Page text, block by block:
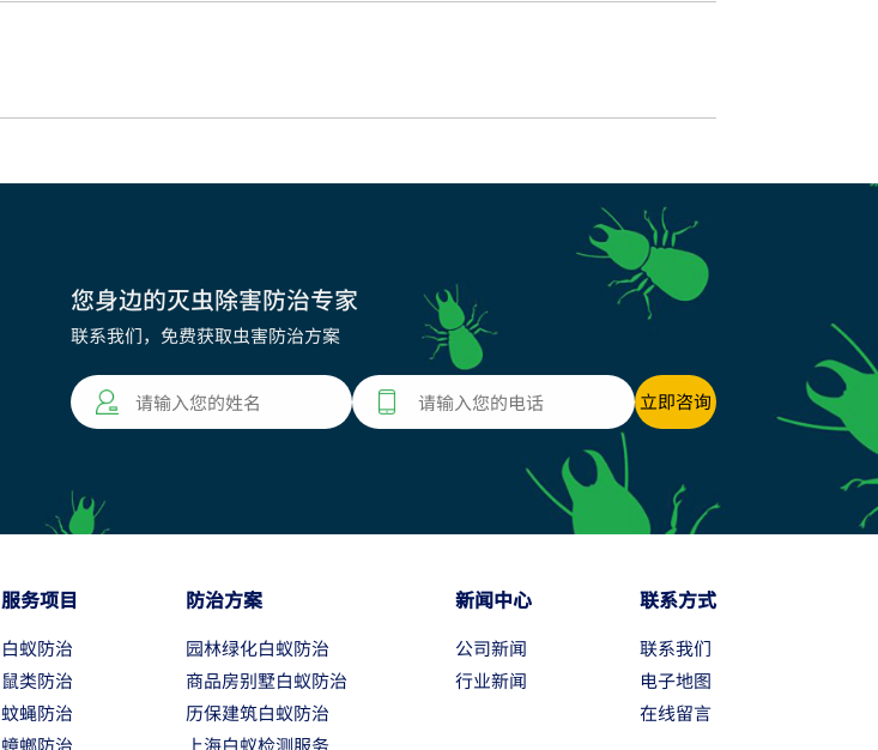
您身边的灭虫除害防治专家
联系我们，免费获取虫害防治方案
服务项目
白蚁防治
鼠类防治
蚊蝇防治
蟑螂防治
防治方案
园林绿化白蚁防治
商品房别墅白蚁防治
历保建筑白蚁防治
上海白蚁检测服务
新闻中心
公司新闻
行业新闻
联系方式
联系我们
电子地图
在线留言